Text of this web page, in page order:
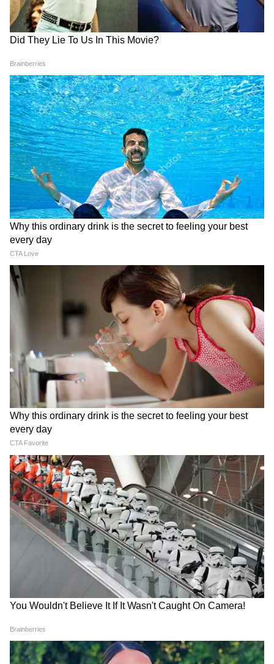
The Paradise Teaser Out: 'द
पैराडाइज' का धांसू टीजर रिलीज,
Ram Charan Surgery: राम
चरण अस्पताल में, पत्नी उपासना ने
गणेश-हनुमान से मांगी दुआ, फैंस हुए
भावुक
3 साल के बच्चों के लिए मौत की
दुआ, ट्रोलर्स की हरकत पर छलका
सिंगर का दर्द
LATEST VIDEOS
Atiq Ahmed के बेटे की मौत पर घर पहुंचे
Akhilesh Yadav के विधायक, जमकर हो रही
समुद्र की तरह क्यों हिल रहा था मोरबी के कुएं का
पानी? खुल गया सबसे बड़ा राज